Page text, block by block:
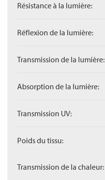
Résistance à la lumière:
Réflexion de la lumière:
Transmission de la lumière:
Absorption de la lumière:
Transmission UV:
Poids du tissu:
Transmission de la chaleur: